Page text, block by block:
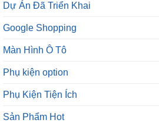
Dự Án Đã Triển Khai
Google Shopping
Màn Hình Ô Tô
Phụ kiện option
Phụ Kiện Tiện Ích
Sản Phẩm Hot